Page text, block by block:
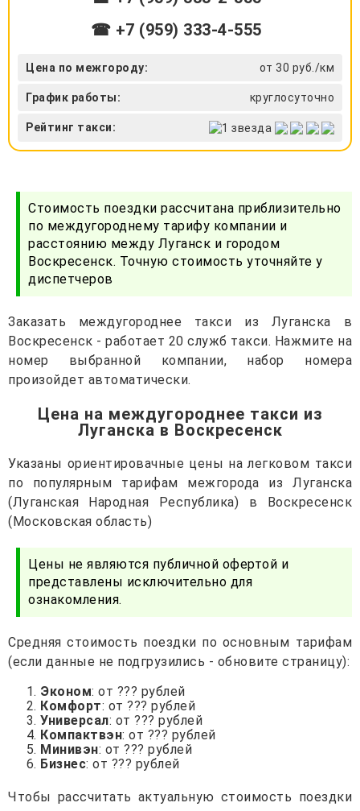
☎ +7 (959) 333-4-555
Цена по межгороду: от 30 руб./км
График работы: круглосуточно
Рейтинг такси:
Стоимость поездки рассчитана приблизительно
по междугороднему тарифу компании и
расстоянию между Луганск и городом
Воскресенск. Точную стоимость уточняйте у
диспетчеров
Заказать междугороднее такси из Луганска в
Воскресенск - работает 20 служб такси. Нажмите на
номер выбранной компании, набор номера
произойдет автоматически.
Цена на междугороднее такси из
Луганска в Воскресенск
Указаны ориентировачные цены на легковом такси
по популярным тарифам межгорода из Луганска
(Луганская Народная Республика) в Воскресенск
(Московская область)
Цены не являются публичной офертой и
представлены исключительно для
ознакомления.
Средняя стоимость поездки по основным тарифам
(если данные не подгрузились - обновите страницу):
Эконом: от ??? рублей
Комфорт: от ??? рублей
Универсал: от ??? рублей
Компактвэн: от ??? рублей
Минивэн: от ??? рублей
Бизнес: от ??? рублей
Чтобы рассчитать актуальную стоимость поездки